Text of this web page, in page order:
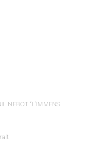
NEBOT “L’IMMENS